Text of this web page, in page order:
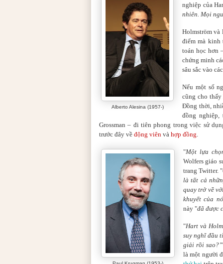
Alberto Alesina (1957-)
nghiệp của
nhiên. Mọi
Holmström và
điểm mà kinh
toán học hơn
chứng minh
sâu sắc vào
Nếu một số
cũng cho thấy
Đồng thời,
đồng nghiệp,
Grossman – đi tiên phong trong việc sử
trước đây về động viên và hợp đồng
"Một lựa
Wolfers giáo
trang Twitter. "
là tất cả
quay trở về
khuyết của nó
này "đã được
"Hart và
suy nghĩ đầu
giải rồi sao?’
là một người